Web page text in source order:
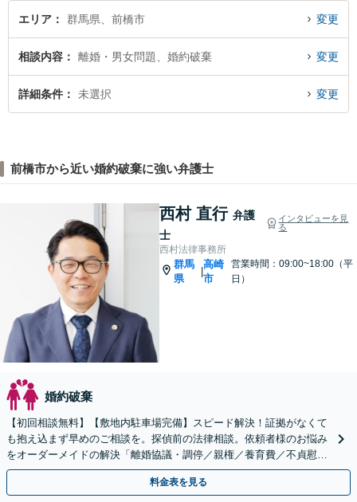
エリア 群馬県、前橋市 変更
相談内容 離婚・男女問題、婚約破棄 変更
詳細条件 未選択 変更
前橋市から近い婚約破棄に強い弁護士
西村 直行 弁護
士
インタビューを見
る
西村法律事務所
群馬
県
|
高崎
市
営業時間：09:00~18:00（平
日）
婚約破棄
【初回相談無料】【敷地内駐車場完備】スピード解決！証拠がなくて
も抱え込まず早めのご相談を。探偵前の法律相談。依頼者様のお悩み
をオーダーメイドの解決「離婚協議・調停／親権／養育費／不貞慰謝
料請求／認知など」【夜間相談可】【子連れ相談可】
料金表を見る